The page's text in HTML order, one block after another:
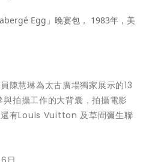
Egg」晚宴包， 1983年，美
陳慧琳為太古廣場獨家展示的13
拍攝工作的大背囊，拍攝電影
還有Louis Vuitton 及草間彌生聯